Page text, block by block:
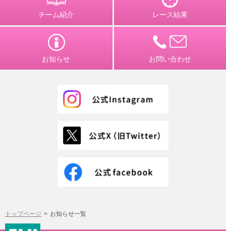
チーム紹介 レース結果
お知らせ お問い合わせ
トップページ お知らせ一覧